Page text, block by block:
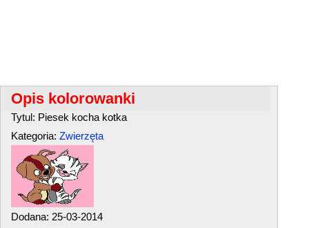
Opis kolorowanki
Tytul: Piesek kocha kotka
Kategoria: Zwierzęta
Dodana: 25-03-2014